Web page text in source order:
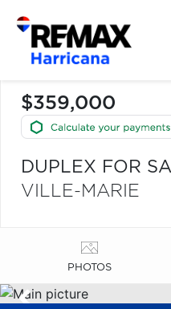
$359,000
DUPLEX FOR
VILLE-MARIE
PHOTOS